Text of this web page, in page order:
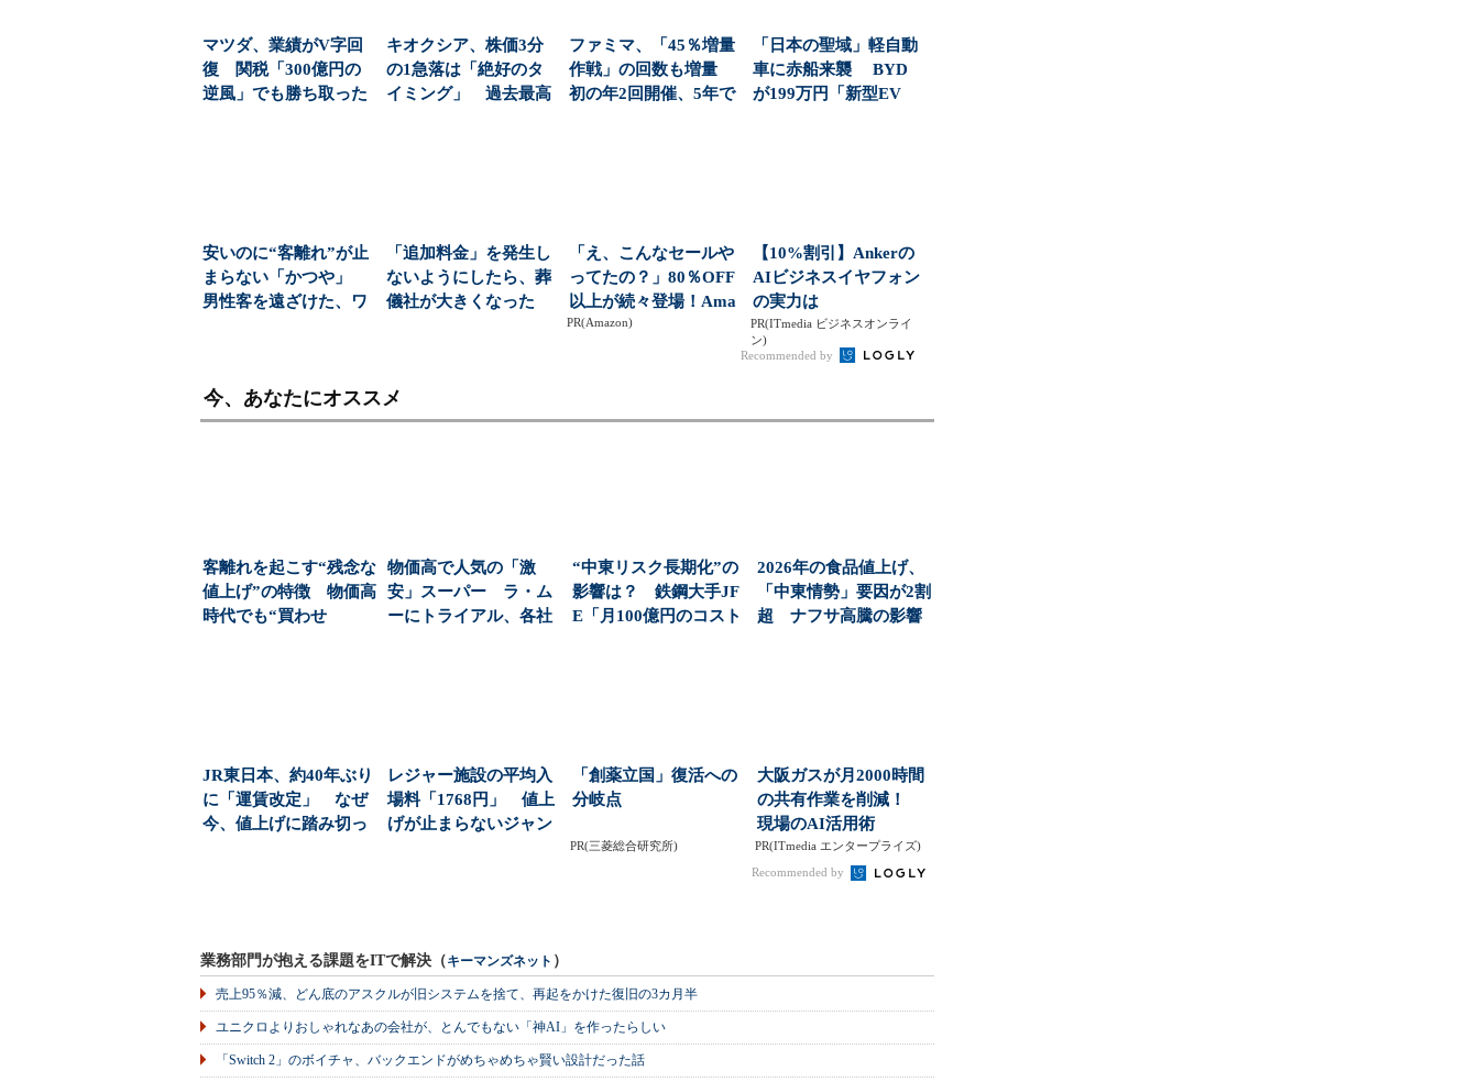
マツダ、業績がV字回
復 関税「300億円の
逆風」でも勝ち取った
キオクシア、株価3分
の1急落は「絶好のタ
イミング」 過去最高
ファミマ、「45％増量
作戦」の回数も増量
初の年2回開催、5年で
「日本の聖域」軽自動
車に赤船来襲 BYD
が199万円「新型EV
安いのに“客離れ”が止
まらない「かつや」
男性客を遠ざけた、ワ
「追加料金」を発生し
ないようにしたら、葬
儀社が大きくなった
「え、こんなセールや
ってたの？」80％OFF
以上が続々登場！Ama
zonの本気が...
PR(Amazon)
【10%割引】Ankerの
AIビジネスイヤフォン
の実力は
PR(ITmedia ビジネスオンライ
ン)
Recommended by
今、あなたにオススメ
客離れを起こす“残念な
値上げ”の特徴 物価高
時代でも“買わせ
物価高で人気の「激
安」スーパー ラ・ム
ーにトライアル、各社
“中東リスク長期化”の
影響は？ 鉄鋼大手JF
E「月100億円のコスト
2026年の食品値上げ、
「中東情勢」要因が2割
超 ナフサ高騰の影響
JR東日本、約40年ぶり
に「運賃改定」 なぜ
今、値上げに踏み切っ
レジャー施設の平均入
場料「1768円」 値上
げが止まらないジャン
「創薬立国」復活への
分岐点
PR(三菱総合研究所)
大阪ガスが月2000時間
の共有作業を削減！
現場のAI活用術
PR(ITmedia エンタープライズ)
Recommended by
業務部門が抱える課題をITで解決（キーマンズネット ）
売上95％減、どん底のアスクルが旧システムを捨て、再起をかけた復旧の3カ月半
ユニクロよりおしゃれなあの会社が、とんでもない「神AI」を作ったらしい
「Switch 2」のボイチャ、バックエンドがめちゃめちゃ賢い設計だった話